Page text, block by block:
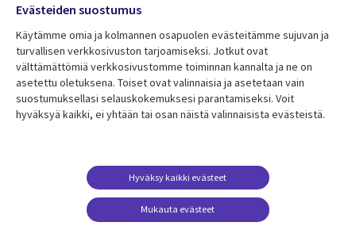
Resurssikeskus
Library
FINLAND
Asiakastarinat
Lisätietoa
Legal
Tietosuoja
Käyttöehdot
Yhteystiedot
Evästeasetuksesi
Media
FINLAND
Evästeiden suostumus
Käytämme omia ja kolmannen osapuolen evästeitämme sujuvan ja
turvallisen verkkosivuston tarjoamiseksi. Jotkut ovat
välttämättömiä verkkosivustomme toiminnan kannalta ja ne on
asetettu oletuksena. Toiset ovat valinnaisia ​​ja asetetaan vain
suostumuksellasi selauskokemuksesi parantamiseksi. Voit
hyväksyä kaikki, ei yhtään tai osan näistä valinnaisista evästeistä.
Mukauta evästeet
Hyväksy kaikki evästeet